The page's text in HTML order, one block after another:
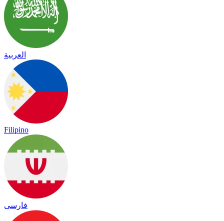
العربية
Filipino
فارسی